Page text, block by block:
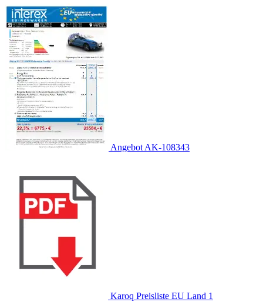
Angebot AK-108343
Karoq Preisliste EU Land 1